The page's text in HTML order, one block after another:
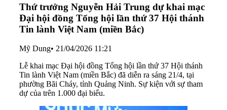
Thứ trưởng Nguyễn Hải Trung dự khai mạc
Đại hội đồng Tổng hội lần thứ 37 Hội thánh
Tin lành Việt Nam (miền Bắc)
Mỹ Dung• 21/04/2026 11:21
Lễ khai mạc Đại hội đồng Tổng hội lần thứ 37 Hội thánh
Tin lành Việt Nam (miền Bắc) đã diễn ra sáng 21/4, tại
phường Bãi Cháy, tỉnh Quảng Ninh. Sự kiện với sự tham
dự của trên 1.000 đại biểu.